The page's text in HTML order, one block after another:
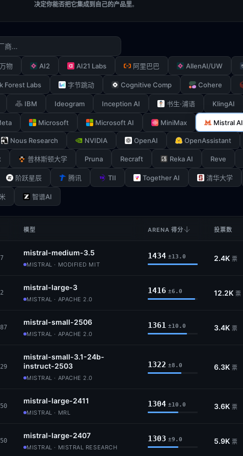
决定你能否把它集成到自己的产品里。
物 AI2 AI21 Labs 阿里巴巴 AllenAI/UW
Forest Labs 字节跳动 Cognitive Comp Cohere
IBM Ideogram Inception AI 书生·浦语 KlingAI
Microsoft Microsoft AI MiniMax Mistral AI
Nous Research NVIDIA OpenAI OpenAssistant
普林斯顿大学 Pruna Recraft Reka AI Reve
阶跃星辰 腾讯 TII Together AI 清华大学
智谱AI
模型 ARENA 得分 投票数
mistral-medium-3.5
MISTRAL · MODIFIED MIT
1434 ±13.0 2.4K 票
mistral-large-3
MISTRAL · APACHE 2.0
1416 ±6.0 12.2K 票
mistral-small-2506
MISTRAL · APACHE 2.0
1361 ±10.0 3.4K 票
mistral-small-3.1-24b-
instruct-2503
MISTRAL · APACHE 2.0
1322 ±8.0 6.3K 票
mistral-large-2411
MISTRAL · MRL
1304 ±10.0 3.6K 票
mistral-large-2407
MISTRAL · MISTRAL RESEARCH
1303 ±9.0 5.9K 票